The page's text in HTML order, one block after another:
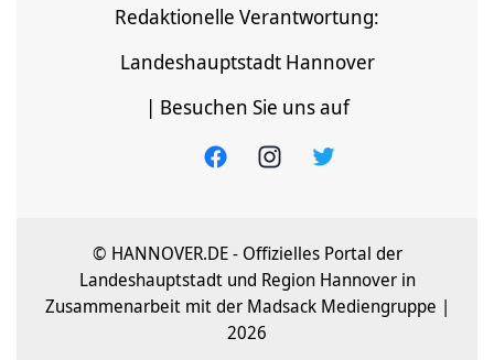
Redaktionelle Verantwortung:
Landeshauptstadt Hannover
| Besuchen Sie uns auf
© HANNOVER.DE - Offizielles Portal der
Landeshauptstadt und Region Hannover in
Zusammenarbeit mit der Madsack Mediengruppe |
2026